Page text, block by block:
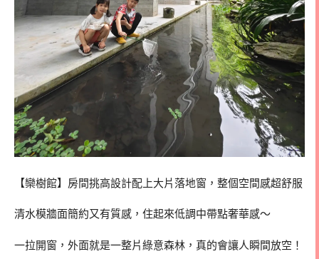
【欒樹館】房間挑高設計配上大片落地窗，整個空間感超舒服
清水模牆面簡約又有質感，住起來低調中帶點奢華感～
一拉開窗，外面就是一整片綠意森林，真的會讓人瞬間放空！